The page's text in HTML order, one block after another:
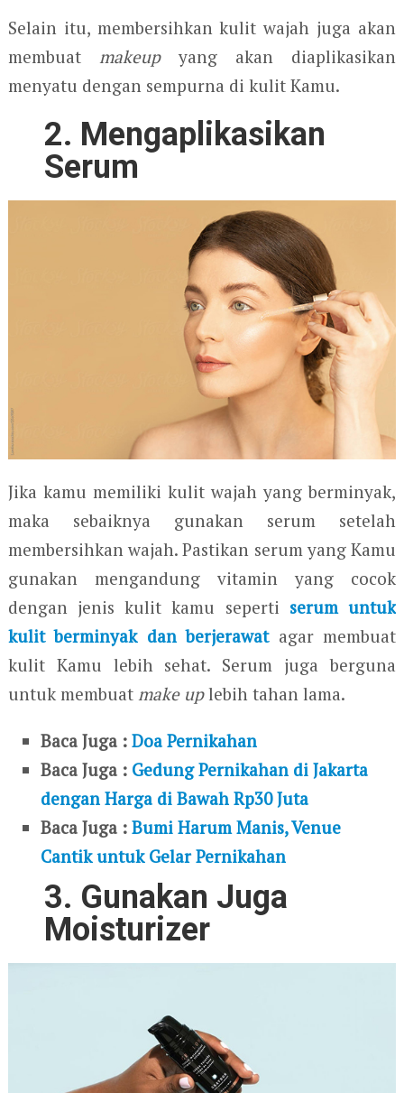
Selain itu, membersihkan kulit wajah juga akan
membuat makeupyang akan diaplikasikan
menyatu dengan sempurna di kulit Kamu.
2. Mengaplikasikan
Serum
Jika kamu memiliki kulit wajah yang berminyak,
maka sebaiknya gunakan serum setelah
membersihkan wajah. Pastikan serum yang Kamu
gunakan mengandung vitamin yang cocok
dengan jenis kulit kamu seperti serum untuk
kulit berminyak dan berjerawatagar membuat
kulit Kamu lebih sehat. Serum juga berguna
untuk membuat make uplebih tahan lama.
Baca Juga :Doa Pernikahan
Baca Juga : Gedung Pernikahan di Jakarta
dengan Harga di Bawah Rp30 Juta
Baca Juga :Bumi Harum Manis, Venue
Cantik untuk Gelar Pernikahan
3. Gunakan Juga
Moisturizer